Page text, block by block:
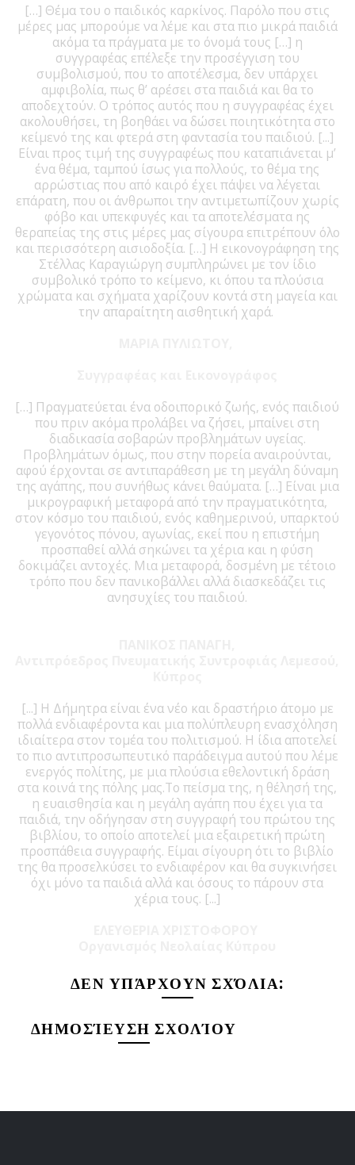
[…] Θέμα του ο παιδικός καρκίνος. Παρόλο που στις
μέρες μας μπορούμε να λέμε και στα πιο μικρά παιδιά
ακόμα τα πράγματα με το όνομά τους […] η
συγγραφέας επέλεξε την προσέγγιση του
συμβολισμού, που το αποτέλεσμα, δεν υπάρχει
αμφιβολία, πως θ’ αρέσει στα παιδιά και θα το
αποδεχτούν. Ο τρόπος αυτός που η συγγραφέας έχει
ακολουθήσει, τη βοηθάει να δώσει ποιητικότητα στο
κείμενό της και φτερά στη φαντασία του παιδιού. [...]
Είναι προς τιμή της συγγραφέως που καταπιάνεται μ’
ένα θέμα, ταμπού ίσως για πολλούς, το θέμα της
αρρώστιας που από καιρό έχει πάψει να λέγεται
επάρατη, που οι άνθρωποι την αντιμετωπίζουν χωρίς
φόβο και υπεκφυγές και τα αποτελέσματα ης
θεραπείας της στις μέρες μας σίγουρα επιτρέπουν όλο
και περισσότερη αισιοδοξία. […] Η εικονογράφηση της
Στέλλας Καραγιώργη συμπληρώνει με τον ίδιο
συμβολικό τρόπο το κείμενο, κι όπου τα πλούσια
χρώματα και σχήματα χαρίζουν κοντά στη μαγεία και
την απαραίτητη αισθητική χαρά.
[…] Πραγματεύεται ένα οδοιπορικό ζωής, ενός παιδιού
που πριν ακόμα προλάβει να ζήσει, μπαίνει στη
διαδικασία σοβαρών προβλημάτων υγείας.
Προβλημάτων όμως, που στην πορεία αναιρούνται,
αφού έρχονται σε αντιπαράθεση με τη μεγάλη δύναμη
της αγάπης, που συνήθως κάνει θαύματα. […] Είναι μια
μικρογραφική μεταφορά από την πραγματικότητα,
στον κόσμο του παιδιού, ενός καθημερινού, υπαρκτού
γεγονότος πόνου, αγωνίας, εκεί που η επιστήμη
προσπαθεί αλλά σηκώνει τα χέρια και η φύση
δοκιμάζει αντοχές. Μια μεταφορά, δοσμένη με τέτοιο
τρόπο που δεν πανικοβάλλει αλλά διασκεδάζει τις
ανησυχίες του παιδιού.
[...] Η Δήμητρα είναι ένα νέο και δραστήριο άτομο με
πολλά ενδιαφέροντα και μια πολύπλευρη ενασχόληση
ιδιαίτερα στον τομέα του πολιτισμού. Η ίδια αποτελεί
το πιο αντιπροσωπευτικό παράδειγμα αυτού που λέμε
ενεργός πολίτης, με μια πλούσια εθελοντική δράση
στα κοινά της πόλης μας.Το πείσμα της, η θέλησή της,
η ευαισθησία και η μεγάλη αγάπη που έχει για τα
παιδιά, την οδήγησαν στη συγγραφή του πρώτου της
βιβλίου, το οποίο αποτελεί μια εξαιρετική πρώτη
προσπάθεια συγγραφής. Είμαι σίγουρη ότι το βιβλίο
της θα προσελκύσει το ενδιαφέρον και θα συγκινήσει
όχι μόνο τα παιδιά αλλά και όσους το πάρουν στα
χέρια τους. [...]
ΔΕΝ ΥΠΆΡΧΟΥΝ ΣΧΌΛΙΑ:
ΔΗΜΟΣΊΕΥΣΗ ΣΧΟΛΊΟΥ